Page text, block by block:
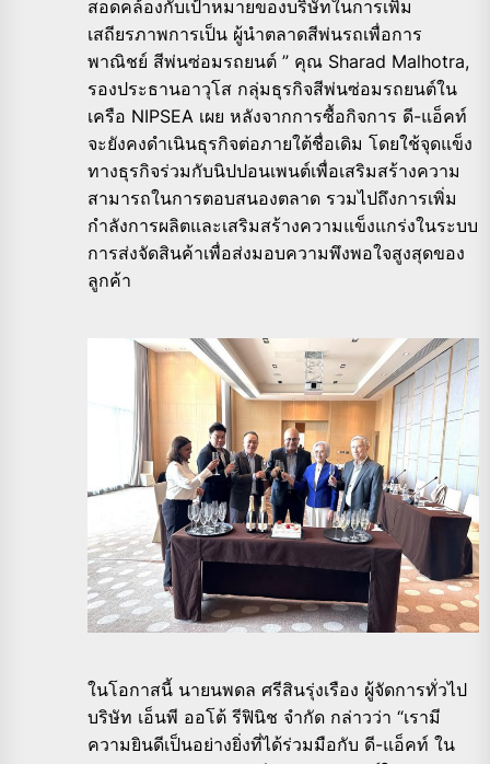
สอดคล้องกับเป้าหมายของบริษัทในการเพิ่ม
เสถียรภาพการเป็น ผู้นำตลาดสีพ่นรถเพื่อการ
พาณิชย์ สีพ่นซ่อมรถยนต์ ” คุณ Sharad Malhotra,
รองประธานอาวุโส กลุ่มธุรกิจสีพ่นซ่อมรถยนต์ใน
เครือ NIPSEA เผย หลังจากการซื้อกิจการ ดี-แอ็คท์
จะยังคงดำเนินธุรกิจต่อภายใต้ชื่อเดิม โดยใช้จุดแข็ง
ทางธุรกิจร่วมกับนิปปอนเพนต์เพื่อเสริมสร้างความ
สามารถในการตอบสนองตลาด รวมไปถึงการเพิ่ม
กำลังการผลิตและเสริมสร้างความแข็งแกร่งในระบบ
การส่งจัดสินค้าเพื่อส่งมอบความพึงพอใจสูงสุดของ
ลูกค้า
ในโอกาสนี้ นายนพดล ศรีสินรุ่งเรือง ผู้จัดการทั่วไป
บริษัท เอ็นพี ออโต้ รีฟินิช จำกัด กล่าวว่า “เรามี
ความยินดีเป็นอย่างยิ่งที่ได้ร่วมมือกับ ดี-แอ็คท์ ใน